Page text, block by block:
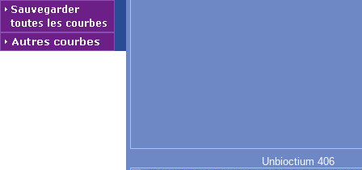
Unbioctium 406